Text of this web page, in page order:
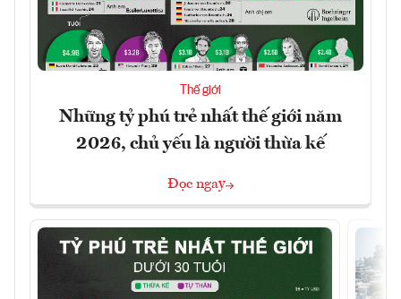
Thế giới
Những tỷ phú trẻ nhất thế giới năm
2026, chủ yếu là người thừa kế
Đọc ngay